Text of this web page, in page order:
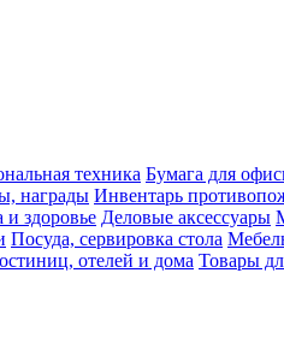
техника Бумага для
награды Инвентарь
и здоровье Деловые аксессуары
Посуда, сервировка стола
отелей и дома Товары